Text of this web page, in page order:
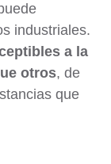
industriales.
a la
otros, de
que